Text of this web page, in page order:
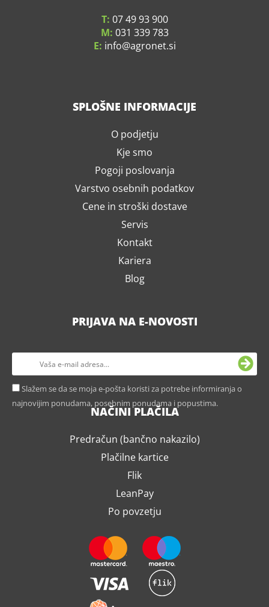
T: 07 49 93 900
M: 031 339 783
E: info agronet.si
SPLOŠNE INFORMACIJE
O podjetju
Kje smo
Pogoji poslovanja
Varstvo osebnih podatkov
Cene in stroški dostave
Servis
Kontakt
Kariera
Blog
PRIJAVA NA E-NOVOSTI
Slažem se da se moja e-pošta koristi za potrebe informiranja o
najnovijim ponudama, posebnim ponudama i popustima.
NAČINI PLAČILA
Predračun (bančno nakazilo)
Plačilne kartice
Flik
LeanPay
Po povzetju